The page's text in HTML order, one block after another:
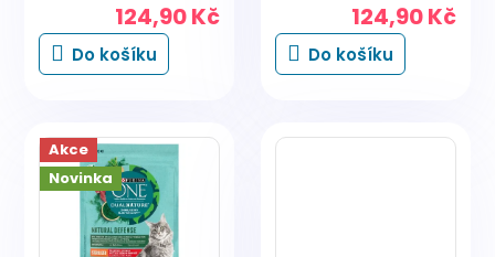
124,90 Kč
Do košíku
124,90 Kč
Do košíku
Akce
Novinka